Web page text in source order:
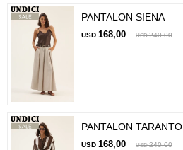
PANTALON SIENA
USD 168,00 USD 240,00
PANTALON TARANTO
USD 168,00 USD 240,00